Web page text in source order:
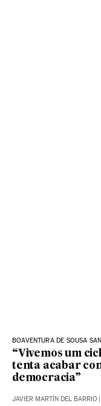
BOAVENTURA DE SOUSA
“Vivemos um
tenta acabar
democracia”
JAVIER MARTÍN DEL BARRIO